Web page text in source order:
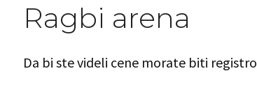
Ragbi arena
Da bi ste videli cene morate biti